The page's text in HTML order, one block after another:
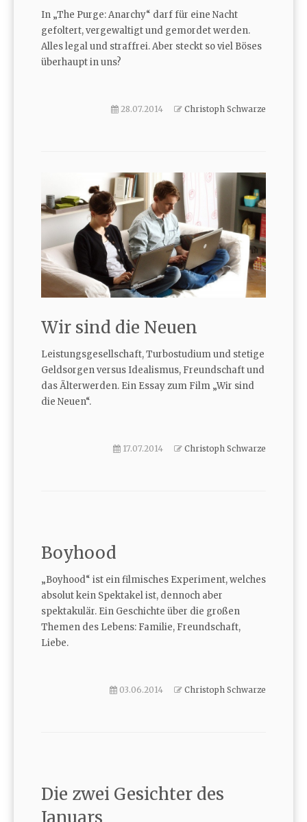
In „The Purge: Anarchy“ darf für eine Nacht
gefoltert, vergewaltigt und gemordet werden.
Alles legal und straffrei. Aber steckt so viel Böses
überhaupt in uns?
28.07.2014 Christoph Schwarze
Wir sind die Neuen
Leistungsgesellschaft, Turbostudium und stetige
Geldsorgen versus Idealismus, Freundschaft und
das Älterwerden. Ein Essay zum Film „Wir sind
die Neuen“.
17.07.2014 Christoph Schwarze
Boyhood
„Boyhood“ ist ein filmisches Experiment, welches
absolut kein Spektakel ist, dennoch aber
spektakulär. Ein Geschichte über die großen
Themen des Lebens: Familie, Freundschaft,
Liebe.
03.06.2014 Christoph Schwarze
Die zwei Gesichter des
Januars